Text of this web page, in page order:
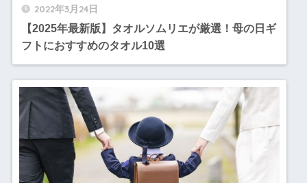
2022年3月24日
【2025年最新版】タオルソムリエが厳選！母の日ギ
フトにおすすめのタオル10選